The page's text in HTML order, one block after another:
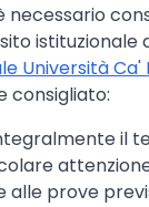
necessario
istituzionale
Università Ca'
consigliato:
il
alle prove